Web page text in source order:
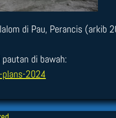
di Pau, Perancis (arkib
di bawah:
2024